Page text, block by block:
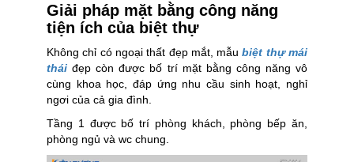
Giải pháp mặt bằng công năng
tiện ích của biệt thự
Không chỉ có ngoại thất đẹp mắt, mẫubiệt thự mái
thái đẹp còn được bố trí mặt bằng công năng vô
cùng khoa học, đáp ứng nhu cầu sinh hoạt, nghỉ
ngơi của cả gia đình.
Tầng 1 được bố trí phòng khách, phòng bếp ăn,
phòng ngủ và wc chung.